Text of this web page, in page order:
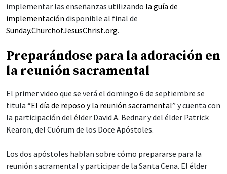
implementar las enseñanzas utilizando la guía de
implementación disponible al final de
Sunday.ChurchofJesusChrist.org.
Preparándose para la adoración en
la reunión sacramental
El primer video que se verá el domingo 6 de septiembre se
titula “El día de reposo y la reunión sacramental” y cuenta con
la participación del élder David A. Bednar y del élder Patrick
Kearon, del Cuórum de los Doce Apóstoles.
Los dos apóstoles hablan sobre cómo prepararse para la
reunión sacramental y participar de la Santa Cena. El élder